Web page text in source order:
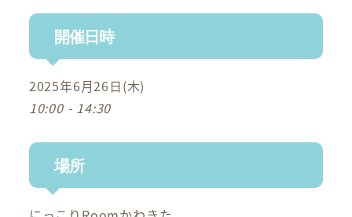
開催日時
2025年6月26日(木)
10:00 - 14:30
場所